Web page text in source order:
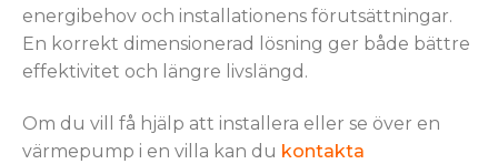
energibehov och installationens förutsättningar.
En korrekt dimensionerad lösning ger både bättre
effektivitet och längre livslängd.
Om du vill få hjälp att installera eller se över en
värmepump i en villa kan du kontakta